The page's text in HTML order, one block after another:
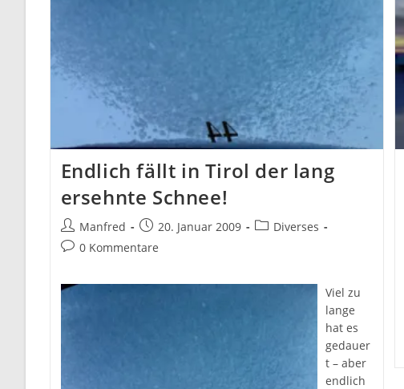
Endlich fällt in Tirol der lang
ersehnte Schnee!
Beitrags-
Autor:
Manfred
Beitrag
veröffentlicht:
20. Januar 2009
Beitrags-
Diverses
Beitrags-
0 Kommentare
Viel zu
lange
hat es
gedauer
t – aber
endlich